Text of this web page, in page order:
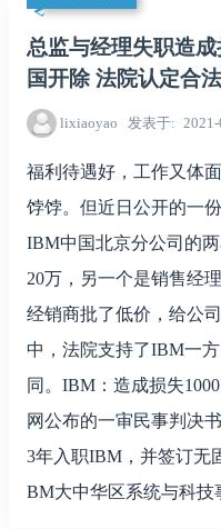
总监与经理失职造
国开除 法院认定合法
lixiaoyao 发表于
福利待遇好，工作又体
饽饽。但近日公开的一
IBM中国北京分公司的
20万，另一个是销售经
经销商批了低价，给公
中，法院支持了IBM一
同。IBM：造成损失
网公布的一审民事判决
3年入职IBM，并签订无
BM大中华区系统与科技